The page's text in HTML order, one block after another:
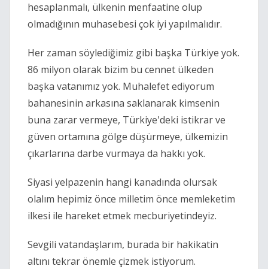
hesaplanmalı, ülkenin menfaatine olup
olmadığının muhasebesi çok iyi yapılmalıdır.
Her zaman söylediğimiz gibi başka Türkiye yok.
86 milyon olarak bizim bu cennet ülkeden
başka vatanımız yok. Muhalefet ediyorum
bahanesinin arkasına saklanarak kimsenin
buna zarar vermeye, Türkiye'deki istikrar ve
güven ortamına gölge düşürmeye, ülkemizin
çıkarlarına darbe vurmaya da hakkı yok.
Siyasi yelpazenin hangi kanadında olursak
olalım hepimiz önce milletim önce memleketim
ilkesi ile hareket etmek mecburiyetindeyiz.
Sevgili vatandaşlarım, burada bir hakikatin
altını tekrar önemle çizmek istiyorum.